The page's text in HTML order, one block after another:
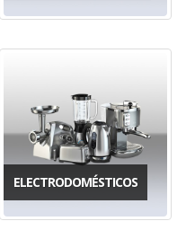
ELECTRODOMÉSTICOS